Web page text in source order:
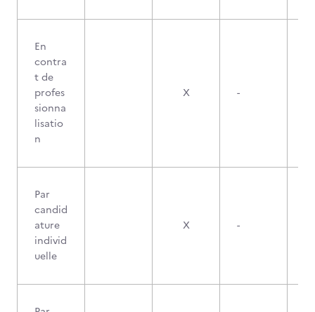
En
contra
t de
profes
sionna
lisatio
n
X -
Par
candid
ature
individ
uelle
X -